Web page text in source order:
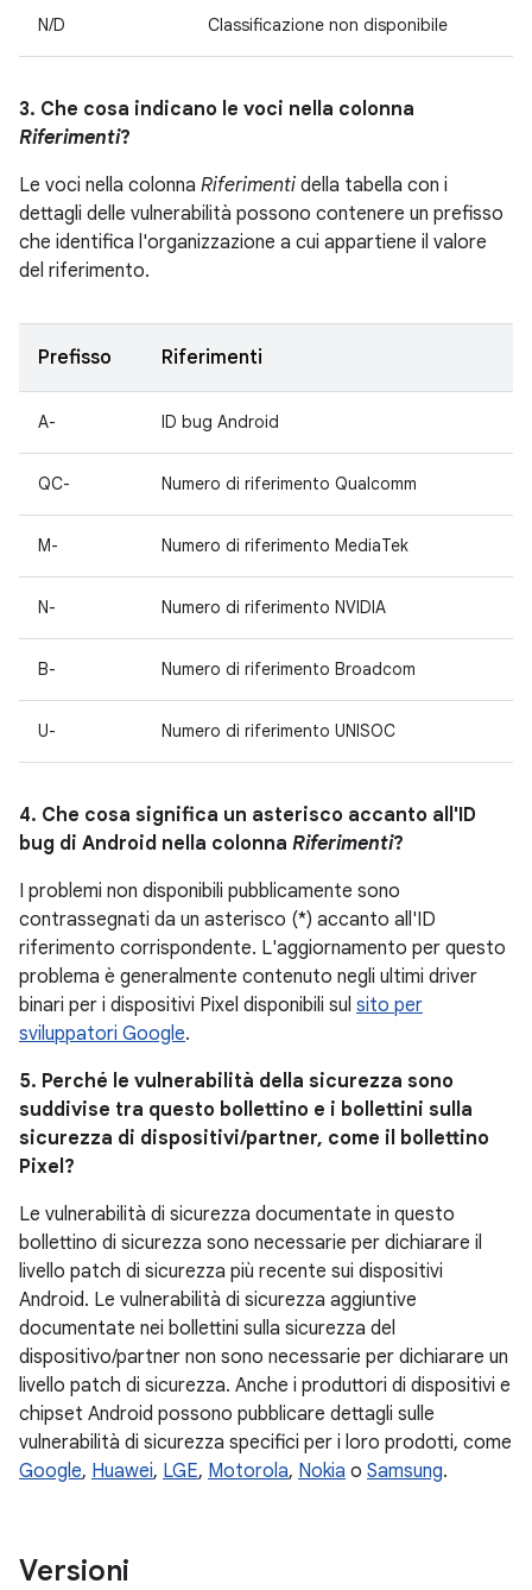
N/D Classificazione non disponibile
3. Che cosa indicano le voci nella colonna
Riferimenti?
Le voci nella colonna Riferimenti della tabella con i
dettagli delle vulnerabilità possono contenere un prefisso
che identifica l'organizzazione a cui appartiene il valore
del riferimento.
Prefisso Riferimenti
A- ID bug Android
QC- Numero di riferimento Qualcomm
M- Numero di riferimento MediaTek
N- Numero di riferimento NVIDIA
B- Numero di riferimento Broadcom
U- Numero di riferimento UNISOC
4. Che cosa significa un asterisco accanto all'ID
bug di Android nella colonna Riferimenti?
I problemi non disponibili pubblicamente sono
contrassegnati da un asterisco (*) accanto all'ID
riferimento corrispondente. L'aggiornamento per questo
problema è generalmente contenuto negli ultimi driver
binari per i dispositivi Pixel disponibili sul sito per
sviluppatori Google.
5. Perché le vulnerabilità della sicurezza sono
suddivise tra questo bollettino e i bollettini sulla
sicurezza di dispositivi/partner, come il bollettino
Pixel?
Le vulnerabilità di sicurezza documentate in questo
bollettino di sicurezza sono necessarie per dichiarare il
livello patch di sicurezza più recente sui dispositivi
Android. Le vulnerabilità di sicurezza aggiuntive
documentate nei bollettini sulla sicurezza del
dispositivo/partner non sono necessarie per dichiarare un
livello patch di sicurezza. Anche i produttori di dispositivi e
chipset Android possono pubblicare dettagli sulle
vulnerabilità di sicurezza specifici per i loro prodotti, come
Google, Huawei, LGE, Motorola, Nokia o Samsung.
Versioni